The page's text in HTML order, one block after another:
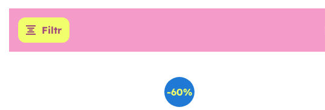
Filtr
-60%